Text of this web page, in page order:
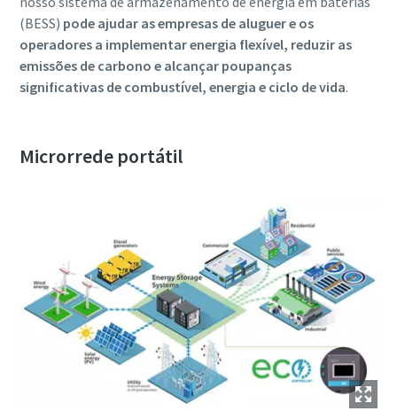
(BESS) pode ajudar as empresas de aluguer e os
operadores a implementar energia flexível, reduzir as
emissões de carbono e alcançar poupanças
significativas de combustível, energia e ciclo de vida.
Microrrede portátil